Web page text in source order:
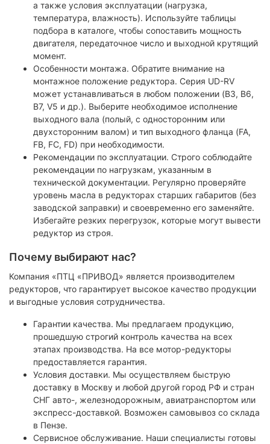
а также условия эксплуатации (нагрузка,
температура, влажность). Используйте таблицы
подбора в каталоге, чтобы сопоставить мощность
двигателя, передаточное число и выходной крутящий
момент.
Особенности монтажа. Обратите внимание на
монтажное положение редуктора. Серия UD-RV
может устанавливаться в любом положении (B3, B6,
B7, V5 и др.). Выберите необходимое исполнение
выходного вала (полый, с односторонним или
двухсторонним валом) и тип выходного фланца (FA,
FB, FC, FD) при необходимости.
Рекомендации по эксплуатации. Строго соблюдайте
рекомендации по нагрузкам, указанным в
технической документации. Регулярно проверяйте
уровень масла в редукторах старших габаритов (без
заводской заправки) и своевременно его заменяйте.
Избегайте резких перегрузок, которые могут вывести
редуктор из строя.
Почему выбирают нас?
Компания «ПТЦ «ПРИВОД» является производителем
редукторов, что гарантирует высокое качество продукции
и выгодные условия сотрудничества.
Гарантии качества. Мы предлагаем продукцию,
прошедшую строгий контроль качества на всех
этапах производства. На все мотор-редукторы
предоставляется гарантия.
Условия доставки. Мы осуществляем быструю
доставку в Москву и любой другой город РФ и стран
СНГ авто-, железнодорожным, авиатранспортом или
экспресс-доставкой. Возможен самовывоз со склада
в Пензе.
Сервисное обслуживание. Наши специалисты готовы